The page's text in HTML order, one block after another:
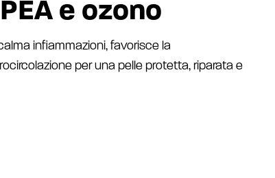
e ozono
infiammazioni, favorisce la
per una pelle protetta, riparata e